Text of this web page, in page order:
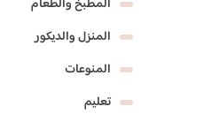
المطبخ والطعام
المنزل والديكور
المنوعات
تعليم